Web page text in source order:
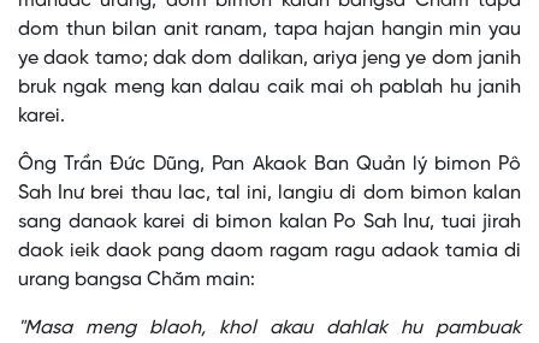
dom thun bilan anit ranam, tapa hajan hangin min yau
ye daok tamo; dak dom dalikan, ariya jeng ye dom janih
bruk ngak meng kan dalau caik mai oh pablah hu janih
karei.
Ông Trần Đức Dũng, Pan Akaok Ban Quản lý bimon Pô
Sah Inư brei thau lac, tal ini, langiu di dom bimon kalan
sang danaok karei di bimon kalan Po Sah Inư, tuai jirah
daok ieik daok pang daom ragam ragu adaok tamia di
urang bangsa Chăm main:
"Masa meng blaoh, khol akau dahlak hu pambuak